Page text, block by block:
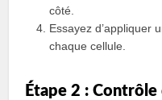
côté.
Essayez d’appliquer
chaque cellule.
Étape 2 :